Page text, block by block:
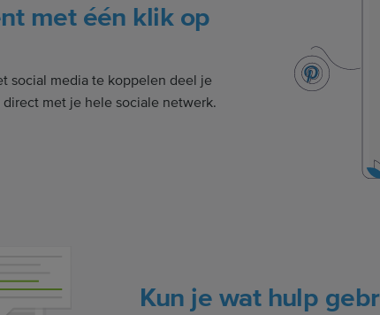
met één klik op
social media te koppelen deel je
met je hele sociale netwerk.
Kun je wat hulp